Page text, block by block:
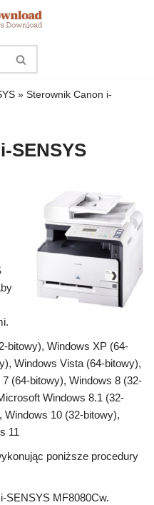
» Sterownik Canon i-
SENSYS
bitowy), Windows XP (64-
Windows Vista (64-bitowy),
(64-bitowy), Windows 8 (32-
Windows 8.1 (32-
Windows 10 (32-bitowy),
11
poniższe procedury
SENSYS MF8080Cw.